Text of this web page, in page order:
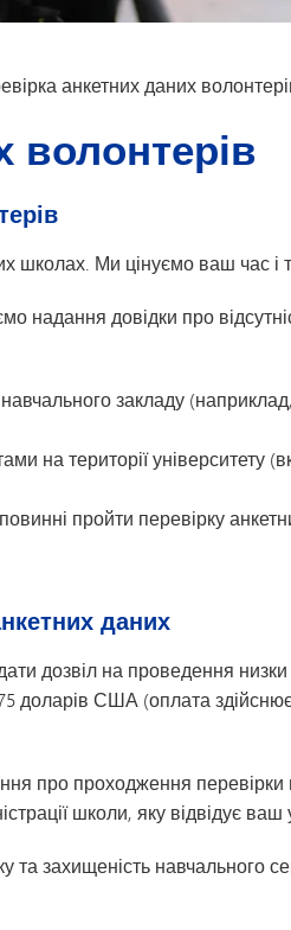
та оцінювання
анкетних даних
волонтерів
школах. Ми цінуємо ваш час і
надання довідки про
закладу (наприклад,
на території університету
пройти перевірку
даних
дозвіл на проведення низки
доларів США (оплата
про проходження перевірки
школи, яку відвідує ваш
та захищеність навчального